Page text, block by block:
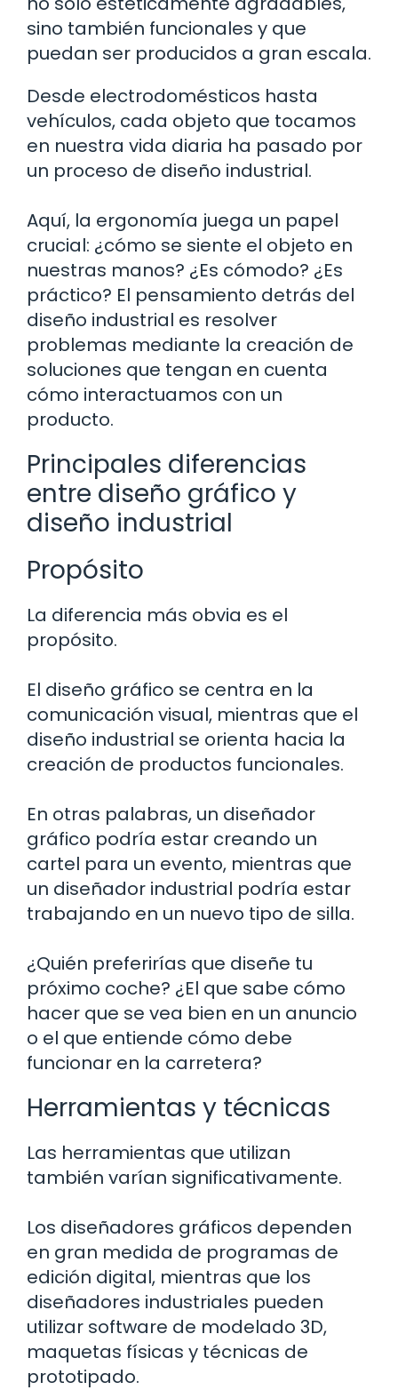
sino también funcionales y que
puedan ser producidos a gran escala.
Desde electrodomésticos hasta
vehículos, cada objeto que tocamos
en nuestra vida diaria ha pasado por
un proceso de diseño industrial.
Aquí, la ergonomía juega un papel
crucial: ¿cómo se siente el objeto en
nuestras manos? ¿Es cómodo? ¿Es
práctico? El pensamiento detrás del
diseño industrial es resolver
problemas mediante la creación de
soluciones que tengan en cuenta
cómo interactuamos con un
producto.
Principales diferencias
entre diseño gráfico y
diseño industrial
Propósito
La diferencia más obvia es el
propósito.
El diseño gráfico se centra en la
comunicación visual, mientras que el
diseño industrial se orienta hacia la
creación de productos funcionales.
En otras palabras, un diseñador
gráfico podría estar creando un
cartel para un evento, mientras que
un diseñador industrial podría estar
trabajando en un nuevo tipo de silla.
¿Quién preferirías que diseñe tu
próximo coche? ¿El que sabe cómo
hacer que se vea bien en un anuncio
o el que entiende cómo debe
funcionar en la carretera?
Herramientas y técnicas
Las herramientas que utilizan
también varían significativamente.
Los diseñadores gráficos dependen
en gran medida de programas de
edición digital, mientras que los
diseñadores industriales pueden
utilizar software de modelado 3D,
maquetas físicas y técnicas de
prototipado.